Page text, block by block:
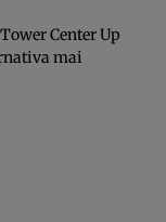
Center Up
mai